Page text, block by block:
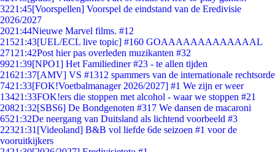
3221:45[Voorspellen] Voorspel de eindstand van de Eredivisie
2026/2027
2021:44Nieuwe Marvel films. #12
21521:43[UEL/ECL live topic] #160 GOAAAAAAAAAAAAAL
271 21:42Post hier pas overleden muzikanten #32
9921:39[NPO1] Het Familiediner #23 - te allen tijden
21621:37[AMV] VS #1312 spammers van de internationale rechtsorde
7421:33[FOK!Voetbalmanager 2026/2027] #1 We zijn er weer
13421:33FOK!ers die stoppen met alcohol - waar we stoppen #21
20821:32[SBS6] De Bondgenoten #317 We dansen de macaroni
6521:32De neergang van Duitsland als lichtend voorbeeld #3
22321:31 [Videoland] B&B vol liefde 6de seizoen #1 voor de
vooruitkijkers